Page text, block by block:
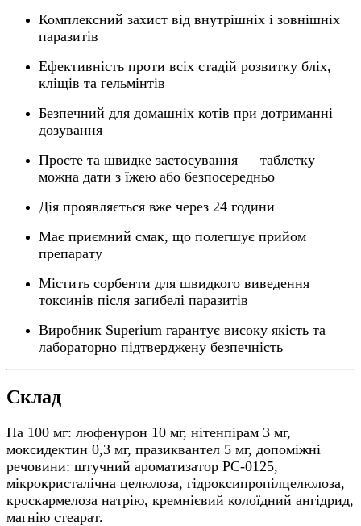
Комплексний захист від внутрішніх і зовнішніх
паразитів
Ефективність проти всіх стадій розвитку бліх,
кліщів та гельмінтів
Безпечний для домашніх котів при дотриманні
дозування
Просте та швидке застосування — таблетку
можна дати з їжею або безпосередньо
Дія проявляється вже через 24 години
Має приємний смак, що полегшує прийом
препарату
Містить сорбенти для швидкого виведення
токсинів після загибелі паразитів
Виробник Superium гарантує високу якість та
лабораторно підтверджену безпечність
Склад
На 100 мг: люфенурон 10 мг, нітенпірам 3 мг,
моксидектин 0,3 мг, празиквантел 5 мг, допоміжні
речовини: штучний ароматизатор РС-0125,
мікрокристалічна целюлоза, гідроксипропілцелюлоза,
кроскармелоза натрію, кремнієвий колоїдний ангідрид,
магнію стеарат.